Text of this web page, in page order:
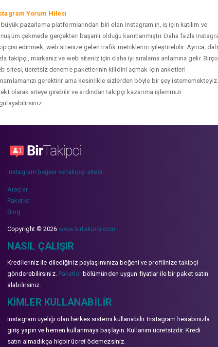
Yorum Hilesi
büyük pazarlama platformlarından biri olan Instagram'ın, iş için katılım ve
çekmede gerçekten başarılı olduğu kanıtlanmıştır. Daha fazla
edinmek, web sitenize gelen trafik metriklerini iyileştirebilir. Ayrıca,
takipçi, markanız ve web siteniz için daha iyi sıralama anlamına gelir.
sitesi, ücretsiz deneme paketlerinin kilidini açmak için anketleri
gerektirir ama kesinlikle sizlerden böyle bir şey istememekteyiz.
olarak siteye girebilir ve ardından takipçi kazanma işleminizi
instagram beğeni ve takipçi sitesi
Araçlar
Paketler
Blog
Copyright © 2026 www.birtakipci.com
NASIL ÇALIŞIR
Kredileriniz ile dilediğiniz paylaşımınıza beğeni ve profilinize takipçi
gönderebilirsiniz. Paketlerbölümünden uygun fiyatlar ile bir paket satın
alabilirsiniz.
KIMLER KULLANABILIR
Instagram üyeliği olan herkes sistemi kullanabilir. Instagram hesabınızla
giriş yapın ve hemen kullanmaya başlayın. Kullanım ücretsizdir. Kredi
satın almadıkça hiçbir ücret ödemezsiniz.